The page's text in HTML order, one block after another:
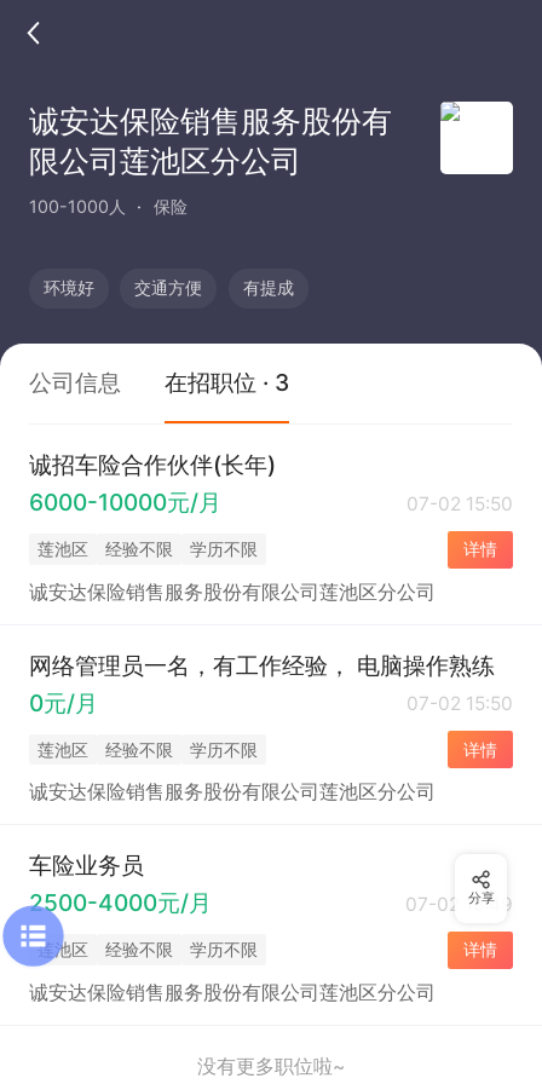
诚安达保险销售服务股份有
限公司莲池区分公司
100-1000人 保险
环境好 交通方便 有提成
公司信息 在招职位 · 3
诚招车险合作伙伴(长年)
6000-10000元/月
07-02 15:50
莲池区 经验不限 学历不限 详情
诚安达保险销售服务股份有限公司莲池区分公司
网络管理员一名，有工作经验， 电脑操作熟练
0元/月
07-02 15:50
莲池区 经验不限 学历不限 详情
诚安达保险销售服务股份有限公司莲池区分公司
车险业务员
2500-4000元/月
07-02 15:49
莲池区 经验不限 学历不限 详情
诚安达保险销售服务股份有限公司莲池区分公司
没有更多职位啦~
分享